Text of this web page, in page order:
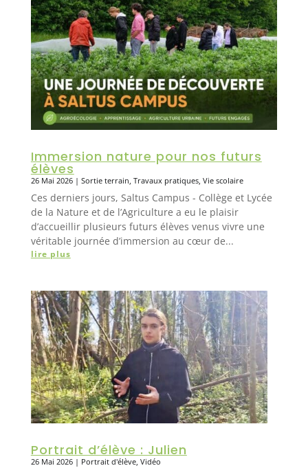
Immersion nature pour nos futurs
élèves
26 Mai 2026| Sortie terrain Travaux pratiques, Vie scolaire
Ces derniers jours, Saltus Campus - Collège et Lycée
de la Nature et de l’Agriculture a eu le plaisir
d’accueillir plusieurs futurs élèves venus vivre une
véritable journée d’immersion au cœur de...
lire plus
Portrait d’élève : Julien
26 Mai 2026| Portrait d'élève, Vidéo